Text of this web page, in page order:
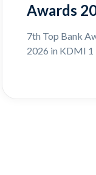
Awards
7th Top Bank
2026 in KDMI 1